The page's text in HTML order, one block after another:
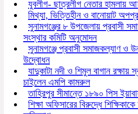
যুবলীগ- ছাত্রলীগ নেতার হামলায়
মিথ্যা, ভিত্তিহীন ও বানোয়াট
সুনামগঞ্জের ৮ উপজেলায় প্রবাসী
সংস্থার কমিটি অনুমোদন
সুনামগঞ্জে প্রবাসী সমাজকল্যাণ ও
উদ্বোধন
যাদুকাটা নদী ও শিমুল বাগান রক্ষায়
চাইলেন এমপি কামরুল
তাহিরপুর সীমান্তে ১৮৯০ পিস
শিক্ষা অফিসারের বিরুদ্ধে